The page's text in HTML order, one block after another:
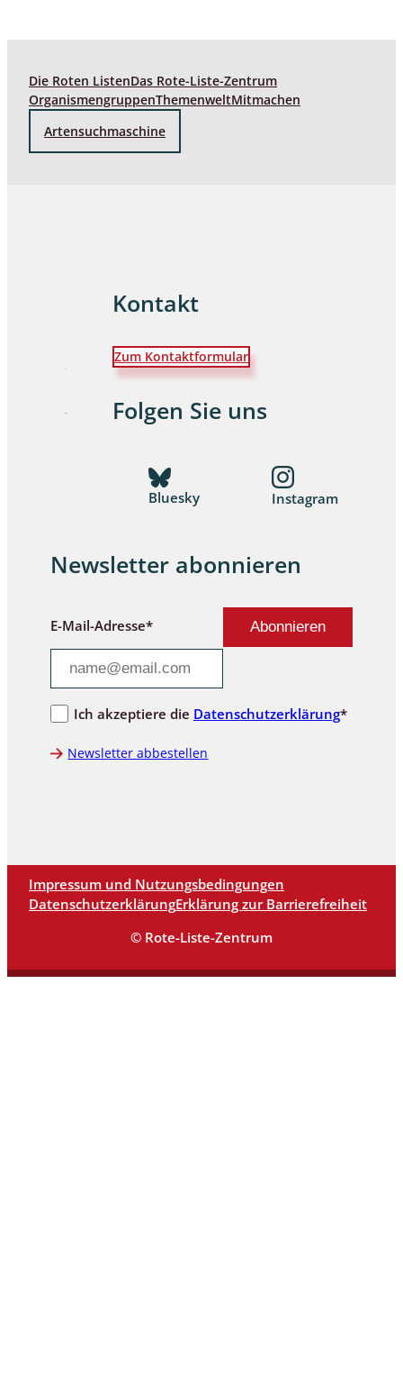
Die Roten ListenDas Rote-Liste-Zentrum
OrganismengruppenThemenweltMitmachen
Artensuchmaschine
Kontakt
Zum Kontaktformular
Folgen Sie uns
Bluesky Instagram
Newsletter abonnieren
E-Mail-Adresse*
Ich akzeptiere die Datenschutzerklärung*
Newsletter abbestellen
Impressum und Nutzungsbedingungen
DatenschutzerklärungErklärung zur Barrierefreiheit
© Rote-Liste-Zentrum